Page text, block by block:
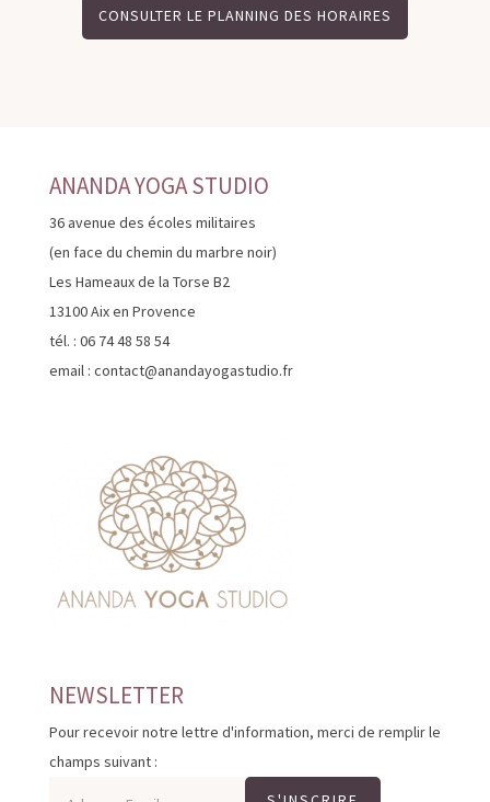
CONSULTER LE PLANNING DES HORAIRES
ANANDA YOGA STUDIO
36 avenue des écoles militaires
(en face du chemin du marbre noir)
Les Hameaux de la Torse B2
13100 Aix en Provence
tél. : 06 74 48 58 54
email : contact@anandayogastudio.fr
NEWSLETTER
Pour recevoir notre lettre d'information, merci de remplir le
champs suivant :